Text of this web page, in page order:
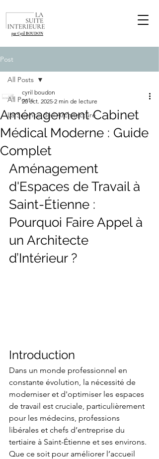
par Cyril BOUDON
Post
All Posts
La Science de l'Architecture
All Posts
Aménagement Cabinet
Médical Moderne : Guide
Complet
cyril boudon
20 oct. 2025 2 min de lecture
Aménagement
d'Espaces de Travail à
Saint-Étienne :
Pourquoi Faire Appel à
un Architecte
d’Intérieur ?
Introduction
Dans un monde professionnel en
constante évolution, la nécessité de
moderniser et d'optimiser les espaces
de travail est cruciale, particulièrement
pour les médecins, professions
libérales et chefs d’entreprise du
tertiaire à Saint-Étienne et ses environs.
Que ce soit pour améliorer l’accueil